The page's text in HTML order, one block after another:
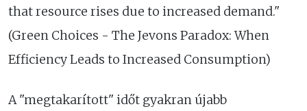
that resource rises due to increased demand."
(Green Choices - The Jevons Paradox: When
Efficiency Leads to Increased Consumption)
A "megtakarított" időt gyakran újabb